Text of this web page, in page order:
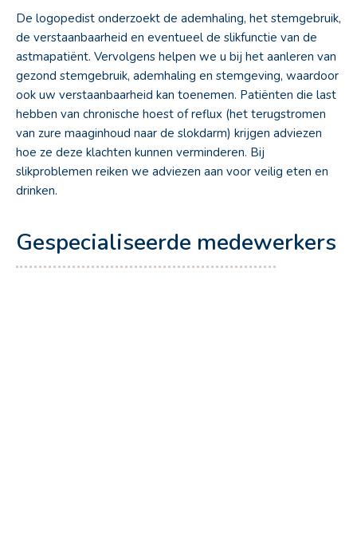
De logopedist onderzoekt de ademhaling, het stemgebruik,
de verstaanbaarheid en eventueel de slikfunctie van de
astmapatiënt. Vervolgens helpen we u bij het aanleren van
gezond stemgebruik, ademhaling en stemgeving, waardoor
ook uw verstaanbaarheid kan toenemen. Patiënten die last
hebben van chronische hoest of reflux (het terugstromen
van zure maaginhoud naar de slokdarm) krijgen adviezen
hoe ze deze klachten kunnen verminderen. Bij
slikproblemen reiken we adviezen aan voor veilig eten en
drinken.
Gespecialiseerde medewerkers